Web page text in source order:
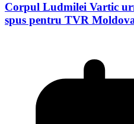
Corpul Ludmilei Vartic
spus pentru TVR